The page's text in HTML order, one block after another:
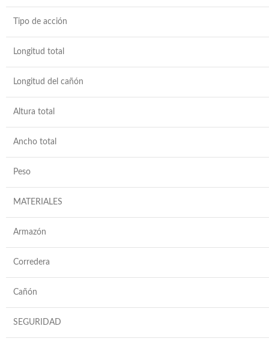
Tipo de acción
Longitud total
Longitud del cañón
Altura total
Ancho total
Peso
MATERIALES
Armazón
Corredera
Cañón
SEGURIDAD